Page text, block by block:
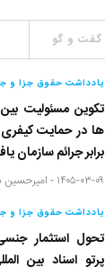
گفت و گو
یادداشت حقوق جزا و
تکوین مسئولیت
ها در حمایت کیفری
برابر جرائم سازمان
۱۴۰۵-۰۳-۰۹ - امیرحسین
یادداشت حقوق جزا و
تحول استثمار
پرتو اسناد بین